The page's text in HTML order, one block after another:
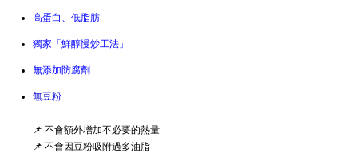
高蛋白、低脂肪
獨家「鮮醇慢炒工法」
無添加防腐劑
無豆粉
📌 不會額外增加不必要的熱量
📌 不會因豆粉吸附過多油脂